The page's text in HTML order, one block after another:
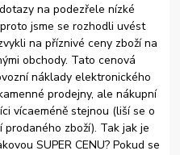
na podezřele nízké
jsme se rozhodli uvést
na příznivé ceny zboží na
obchody. Tato cenová
náklady elektronického
prodejny, ale nákupní
vícaeméně stejnou (liší se o
zboží). Tak jak je
SUPER CENU? Pokud se